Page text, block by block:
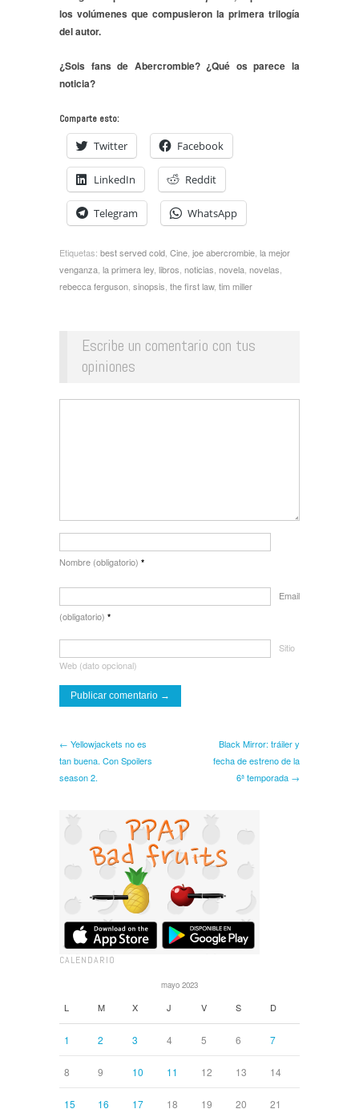
los volúmenes que compusieron la primera trilogía
del autor.
¿Sois fans de Abercrombie? ¿Qué os parece la
noticia?
Comparte esto:
Twitter Facebook
LinkedIn Reddit
Telegram WhatsApp
Etiquetas: best served cold Cine joe abercrombie la mejor
venganza la primera ley libros noticias novela novelas
rebecca ferguson sinopsis the first law, tim miller
Escribe un comentario con tus
opiniones
Nombre (obligatorio) *
Email
(obligatorio) *
Sitio
Web (dato opcional)
← Yellowjackets no es
tan buena. Con Spoilers
season 2.
Black Mirror: tráiler y
fecha de estreno de la
6ª temporada →
CALENDARIO
mayo 2023
L M X J V S D
1 2 3 4 5 6 7
8 9 10 11 12 13 14
15 16 17 18 19 20 21